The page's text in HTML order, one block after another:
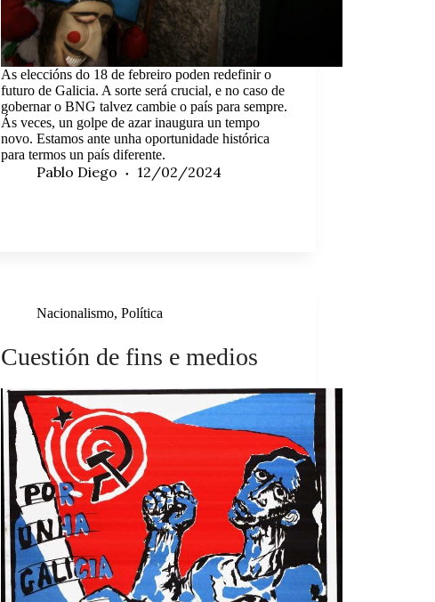
As eleccións do 18 de febreiro poden redefinir o
futuro de Galicia. A sorte será crucial, e no caso de
gobernar o BNG talvez cambie o país para sempre.
Ás veces, un golpe de azar inaugura un tempo
novo. Estamos ante unha oportunidade histórica
para termos un país diferente.
Pablo Diego 12/02/2024
Nacionalismo,Política
Cuestión de fins e medios